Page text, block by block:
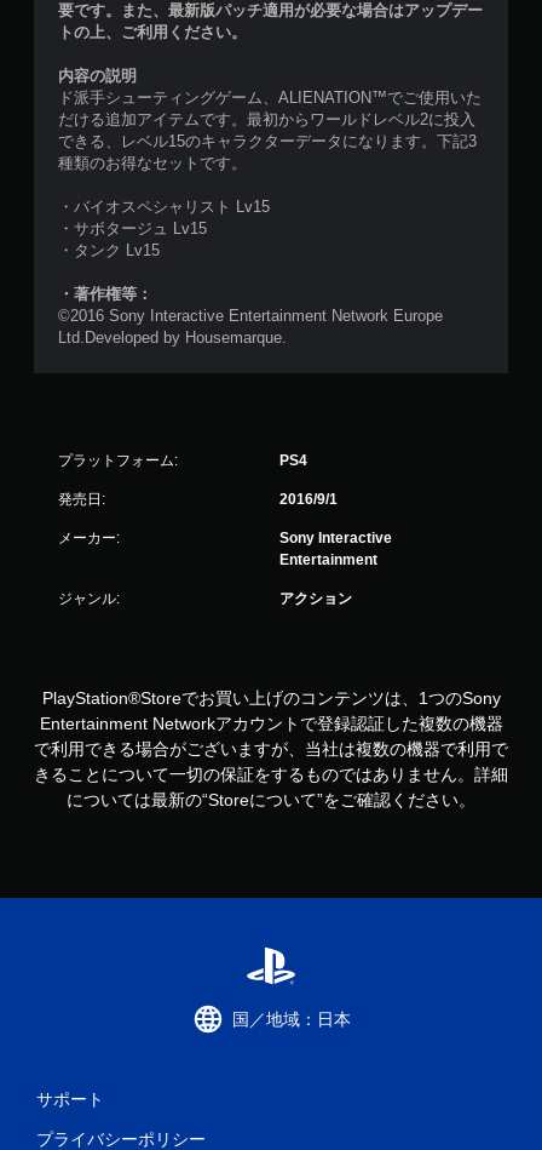
要です。また、最新版パッチ適用が必要な場合はアップデー
トの上、ご利用ください。
内容の説明
ド派手シューティングゲーム、ALIENATION™でご使用いた
だける追加アイテムです。最初からワールドレベル2に投入
できる、レベル15のキャラクターデータになります。下記3
種類のお得なセットです。
・バイオスペシャリスト Lv15
・サボタージュ Lv15
・タンク Lv15
・著作権等：
©2016 Sony Interactive Entertainment Network Europe
Ltd.Developed by Housemarque.
プラットフォーム: PS4
発売日: 2016/9/1
メーカー:
Sony Interactive
Entertainment
ジャンル: アクション
PlayStation®Storeでお買い上げのコンテンツは、1つのSony
Entertainment Networkアカウントで登録認証した複数の機器
で利用できる場合がございますが、当社は複数の機器で利用で
きることについて一切の保証をするものではありません。詳細
については最新の“Storeについて”をご確認ください。
国／地域：日本
サポート
プライバシーポリシー